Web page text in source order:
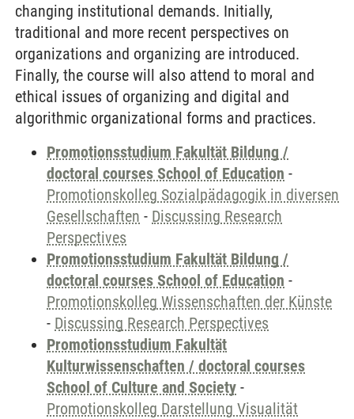
changing institutional demands. Initially,
traditional and more recent perspectives on
organizations and organizing are introduced.
Finally, the course will also attend to moral and
ethical issues of organizing and digital and
algorithmic organizational forms and practices.
Promotionsstudium Fakultät Bildung /
doctoral courses School of Education -
Promotionskolleg Sozialpädagogik in diversen
Gesellschaften - Discussing Research
Perspectives
Promotionsstudium Fakultät Bildung /
doctoral courses School of Education -
Promotionskolleg Wissenschaften der Künste
- Discussing Research Perspectives
Promotionsstudium Fakultät
Kulturwissenschaften / doctoral courses
School of Culture and Society -
Promotionskolleg Darstellung Visualität